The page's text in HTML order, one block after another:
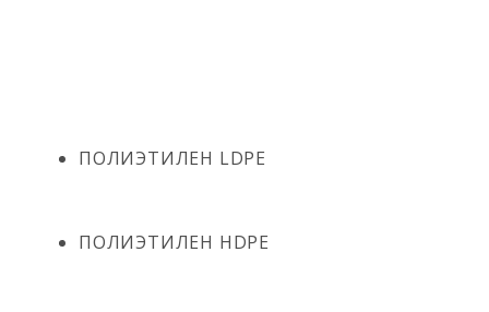
ПОЛИЭТИЛЕН LDPE
ПОЛИЭТИЛЕН HDPE